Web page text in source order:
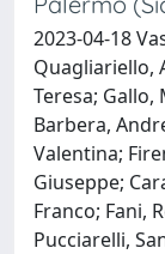
2023-04-18
Quagliariello,
Teresa; Gallo,
Barbera,
Valentina;
Giuseppe;
Franco; Fani,
Pucciarelli,